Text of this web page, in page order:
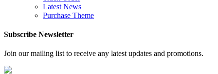
Latest News
Purchase Theme
Subscribe Newsletter
Join our mailing list to receive any latest updates and promotions.